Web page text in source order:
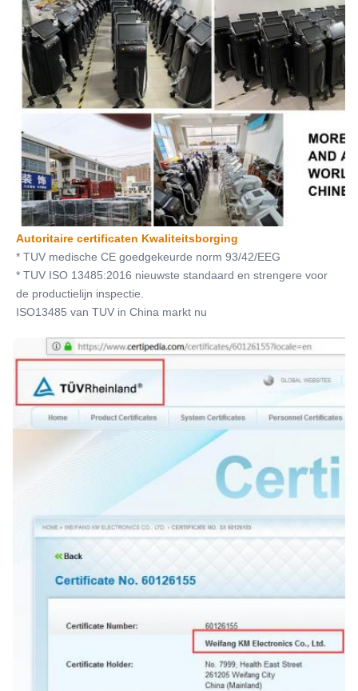
Autoritaire certificaten Kwaliteitsborging
* TUV medische CE goedgekeurde norm 93/42/EEG
* TUV ISO 13485:2016 nieuwste standaard en strengere voor
de productielijn inspectie.
ISO13485 van TUV in China markt nu